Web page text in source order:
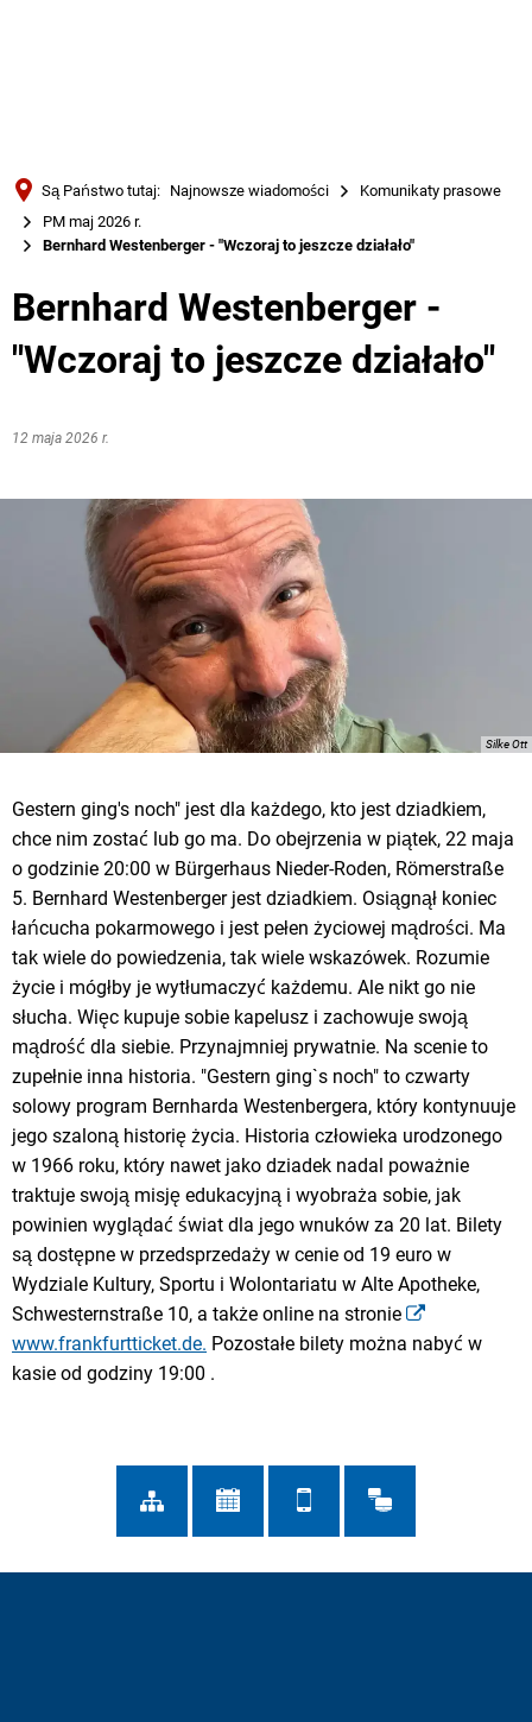
Български
MENÜ
Są Państwo tutaj: Najnowsze wiadomości
Komunikaty prasowe
PM maj 2026 r.
Bernhard Westenberger - "Wczoraj to jeszcze działało"
Bernhard Westenberger -
"Wczoraj to jeszcze działało"
12 maja 2026 r.
Silke Ott
Gestern ging's noch" jest dla każdego, kto jest dziadkiem,
chce nim zostać lub go ma. Do obejrzenia w piątek, 22 maja
o godzinie 20:00 w Bürgerhaus Nieder-Roden, Römerstraße
5. Bernhard Westenberger jest dziadkiem. Osiągnął koniec
łańcucha pokarmowego i jest pełen życiowej mądrości. Ma
tak wiele do powiedzenia, tak wiele wskazówek. Rozumie
życie i mógłby je wytłumaczyć każdemu. Ale nikt go nie
słucha. Więc kupuje sobie kapelusz i zachowuje swoją
mądrość dla siebie. Przynajmniej prywatnie. Na scenie to
zupełnie inna historia. "Gestern ging`s noch" to czwarty
solowy program Bernharda Westenbergera, który kontynuuje
jego szaloną historię życia. Historia człowieka urodzonego
w 1966 roku, który nawet jako dziadek nadal poważnie
traktuje swoją misję edukacyjną i wyobraża sobie, jak
powinien wyglądać świat dla jego wnuków za 20 lat. Bilety
są dostępne w przedsprzedaży w cenie od 19 euro w
Wydziale Kultury, Sportu i Wolontariatu w Alte Apotheke,
Schwesternstraße 10, a także online na stronie
www.frankfurtticket.de. Pozostałe bilety można nabyć w
kasie od godziny 19:00 .